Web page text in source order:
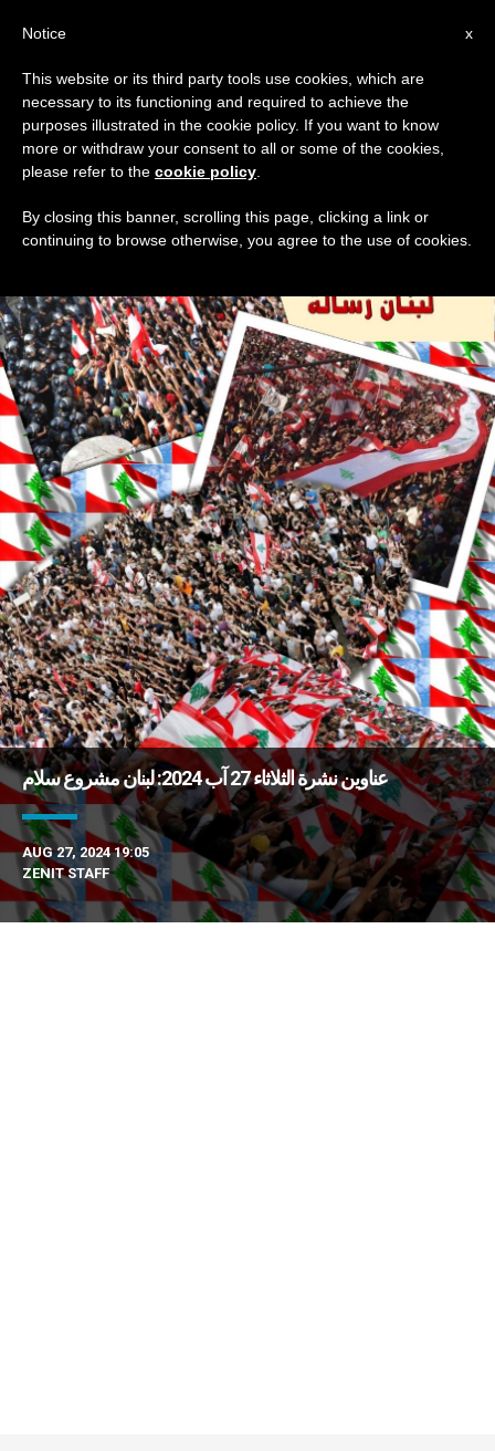
TAG
Posts Tagged ‘ملفان’
DERNIÈRES NOUVELLES
عناوين نشرة الثلاثاء 27 آب 2024: لبنان مشروع سلام
AUG 27, 2024 19:05
ZENIT STAFF
x
Notice
This website or its third party tools use cookies, which are
necessary to its functioning and required to achieve the
purposes illustrated in the cookie policy. If you want to know
more or withdraw your consent to all or some of the cookies,
please refer to the cookie policy
By closing this banner, scrolling this page, clicking a link or
continuing to browse otherwise, you agree to the use of cookies.